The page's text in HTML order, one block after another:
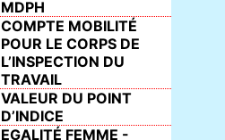
MDPH
COMPTE MOBILITÉ
POUR LE CORPS DE
L’INSPECTION DU
TRAVAIL
VALEUR DU POINT
D’INDICE
EGALITÉ FEMME -